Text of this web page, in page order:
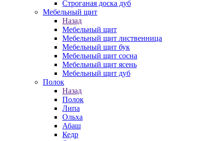
Строганая доска дуб
Мебельный щит
Назад
Мебельный щит
Мебельный щит лиственница
Мебельный щит бук
Мебельный щит сосна
Мебельный щит ясень
Мебельный щит дуб
Полок
Назад
Полок
Липа
Ольха
Абаш
Кедр